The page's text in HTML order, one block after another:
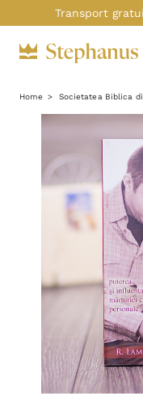
Transport
Home Societatea Biblica